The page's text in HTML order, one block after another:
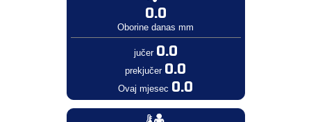
0.0
Oborine danas mm
jučer 0.0
prekjučer 0.0
Ovaj mjesec 0.0